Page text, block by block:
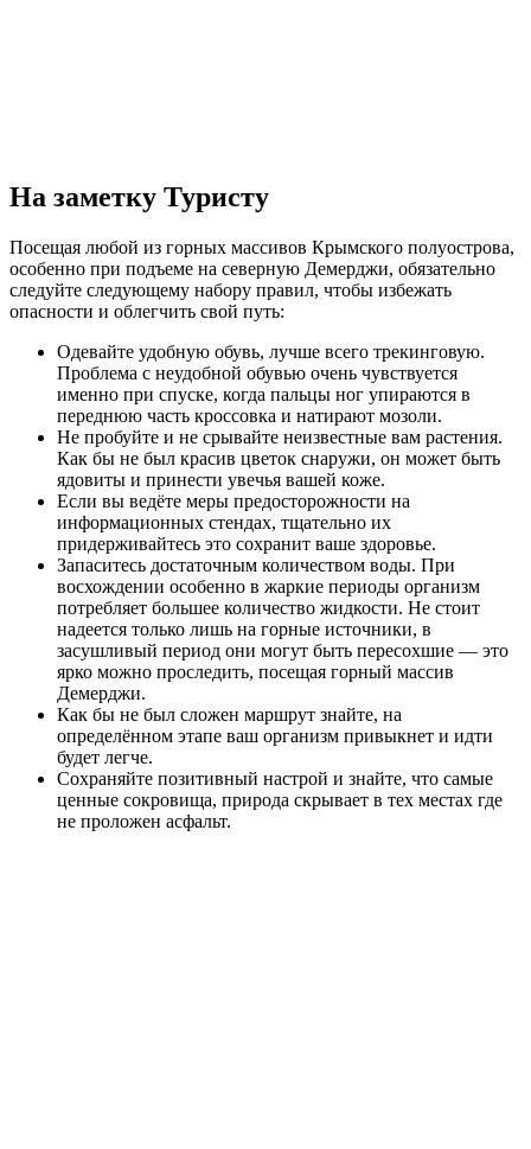
На заметку Туристу
Посещая любой из горных массивов Крымского полуострова,
особенно при подъеме на северную Демерджи, обязательно
следуйте следующему набору правил, чтобы избежать
опасности и облегчить свой путь:
Одевайте удобную обувь, лучше всего трекинговую.
Проблема с неудобной обувью очень чувствуется
именно при спуске, когда пальцы ног упираются в
переднюю часть кроссовка и натирают мозоли.
Не пробуйте и не срывайте неизвестные вам растения.
Как бы не был красив цветок снаружи, он может быть
ядовиты и принести увечья вашей коже.
Если вы ведёте меры предосторожности на
информационных стендах, тщательно их
придерживайтесь это сохранит ваше здоровье.
Запаситесь достаточным количеством воды. При
восхождении особенно в жаркие периоды организм
потребляет большее количество жидкости. Не стоит
надеется только лишь на горные источники, в
засушливый период они могут быть пересохшие — это
ярко можно проследить, посещая горный массив
Демерджи.
Как бы не был сложен маршрут знайте, на
определённом этапе ваш организм привыкнет и идти
будет легче.
Сохраняйте позитивный настрой и знайте, что самые
ценные сокровища, природа скрывает в тех местах где
не проложен асфальт.